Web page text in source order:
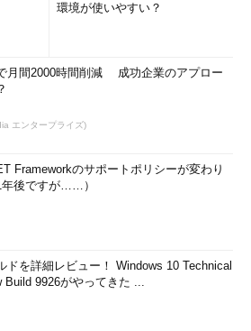
者もぼーっと眺めることでパスワード
隠された秘密のパスワード
環境が使いやすい？
月間2000時間削減 成功企業のアプロー
エンタープライズ)
Frameworkのサポートポリシーが変わり
年後ですが……）
ドを詳細レビュー！ Windows 10 Technical
Build 9926がやってきた ...